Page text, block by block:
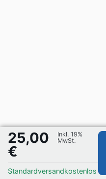
25,00
€
Inkl. 19%
MwSt.
Standardversandkostenlos